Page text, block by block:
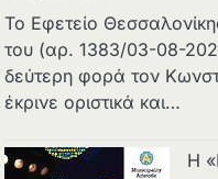
Το Εφετείο
του (αρ. 1383/03-08-
δεύτερη φορά τον
έκρινε οριστικά και…
Η